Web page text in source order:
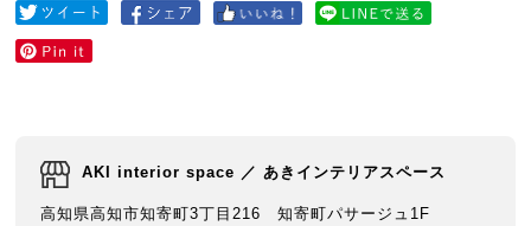
AKI interior space ／ あきインテリアスペース
高知県高知市知寄町3丁目216 知寄町パサージュ1F